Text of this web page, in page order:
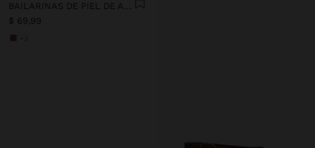
BAILARINAS DE PIEL DE ANTE
$ 69,99